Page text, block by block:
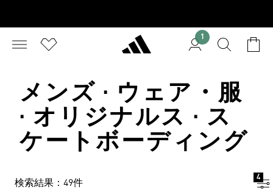
1
メンズ · ウェア・服
· オリジナルス · ス
ケートボーディング
検索結果：49件
4